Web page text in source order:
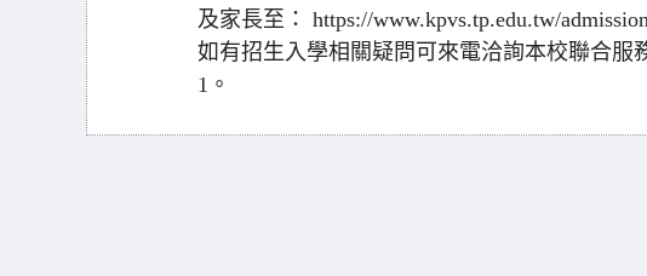
及家長至： https://www.kpvs.tp.edu.tw/
如有招生入學相關疑問可來電洽詢本校聯合服
1。